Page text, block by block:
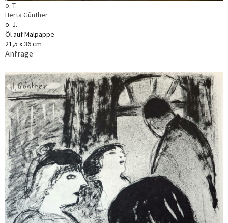
o. T.
Herta Günther
o. J.
Öl auf Malpappe
21,5 x 36 cm
Anfrage